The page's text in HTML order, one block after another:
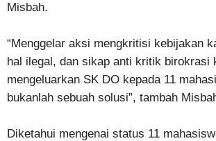
Misbah.
“Menggelar aksi mengkritisi kebijakan
hal ilegal, dan sikap anti kritik birokrasi
mengeluarkan SK DO kepada 11
bukanlah sebuah solusi”, tambah
Diketahui mengenai status 11